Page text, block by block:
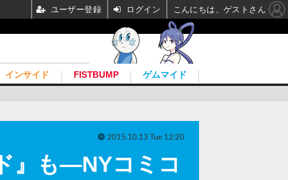
インサイド FISTBUMP ゲムマイド
』も―NYコミコ
2015.10.13 Tue 12:20
ユーザー登録 ログイン こんにちは、ゲストさん